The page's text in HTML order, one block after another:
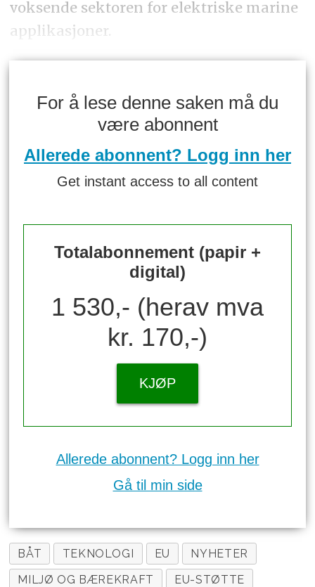
voksende sektoren for elektriske marine
applikasjoner.
For å lese denne saken må du
være abonnent
Allerede abonnent? Logg inn her
Get instant access to all content
Totalabonnement (papir +
digital)
1 530,- (herav mva
kr. 170,-)
KJØP
Allerede abonnent? Logg inn her
Gå til min side
BÅT TEKNOLOGI EU
NYHETER
MILJØ OG BÆREKRAFT
EU-STØTTE